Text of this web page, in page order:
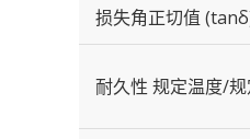
损失角正切值
耐久性 规定温度/